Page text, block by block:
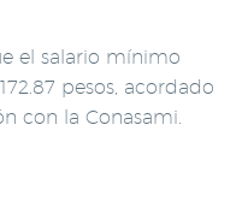
el salario mínimo
pesos, acordado
con la Conasami.